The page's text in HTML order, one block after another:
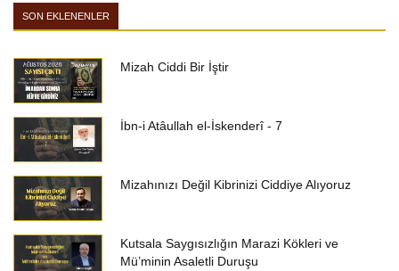
SON EKLENENLER
Mizah Ciddi Bir İştir
İbn-i Atâullah el-İskenderî - 7
Mizahınızı Değil Kibrinizi Ciddiye Alıyoruz
Kutsala Saygısızlığın Marazi Kökleri ve
Mü’minin Asaletli Duruşu